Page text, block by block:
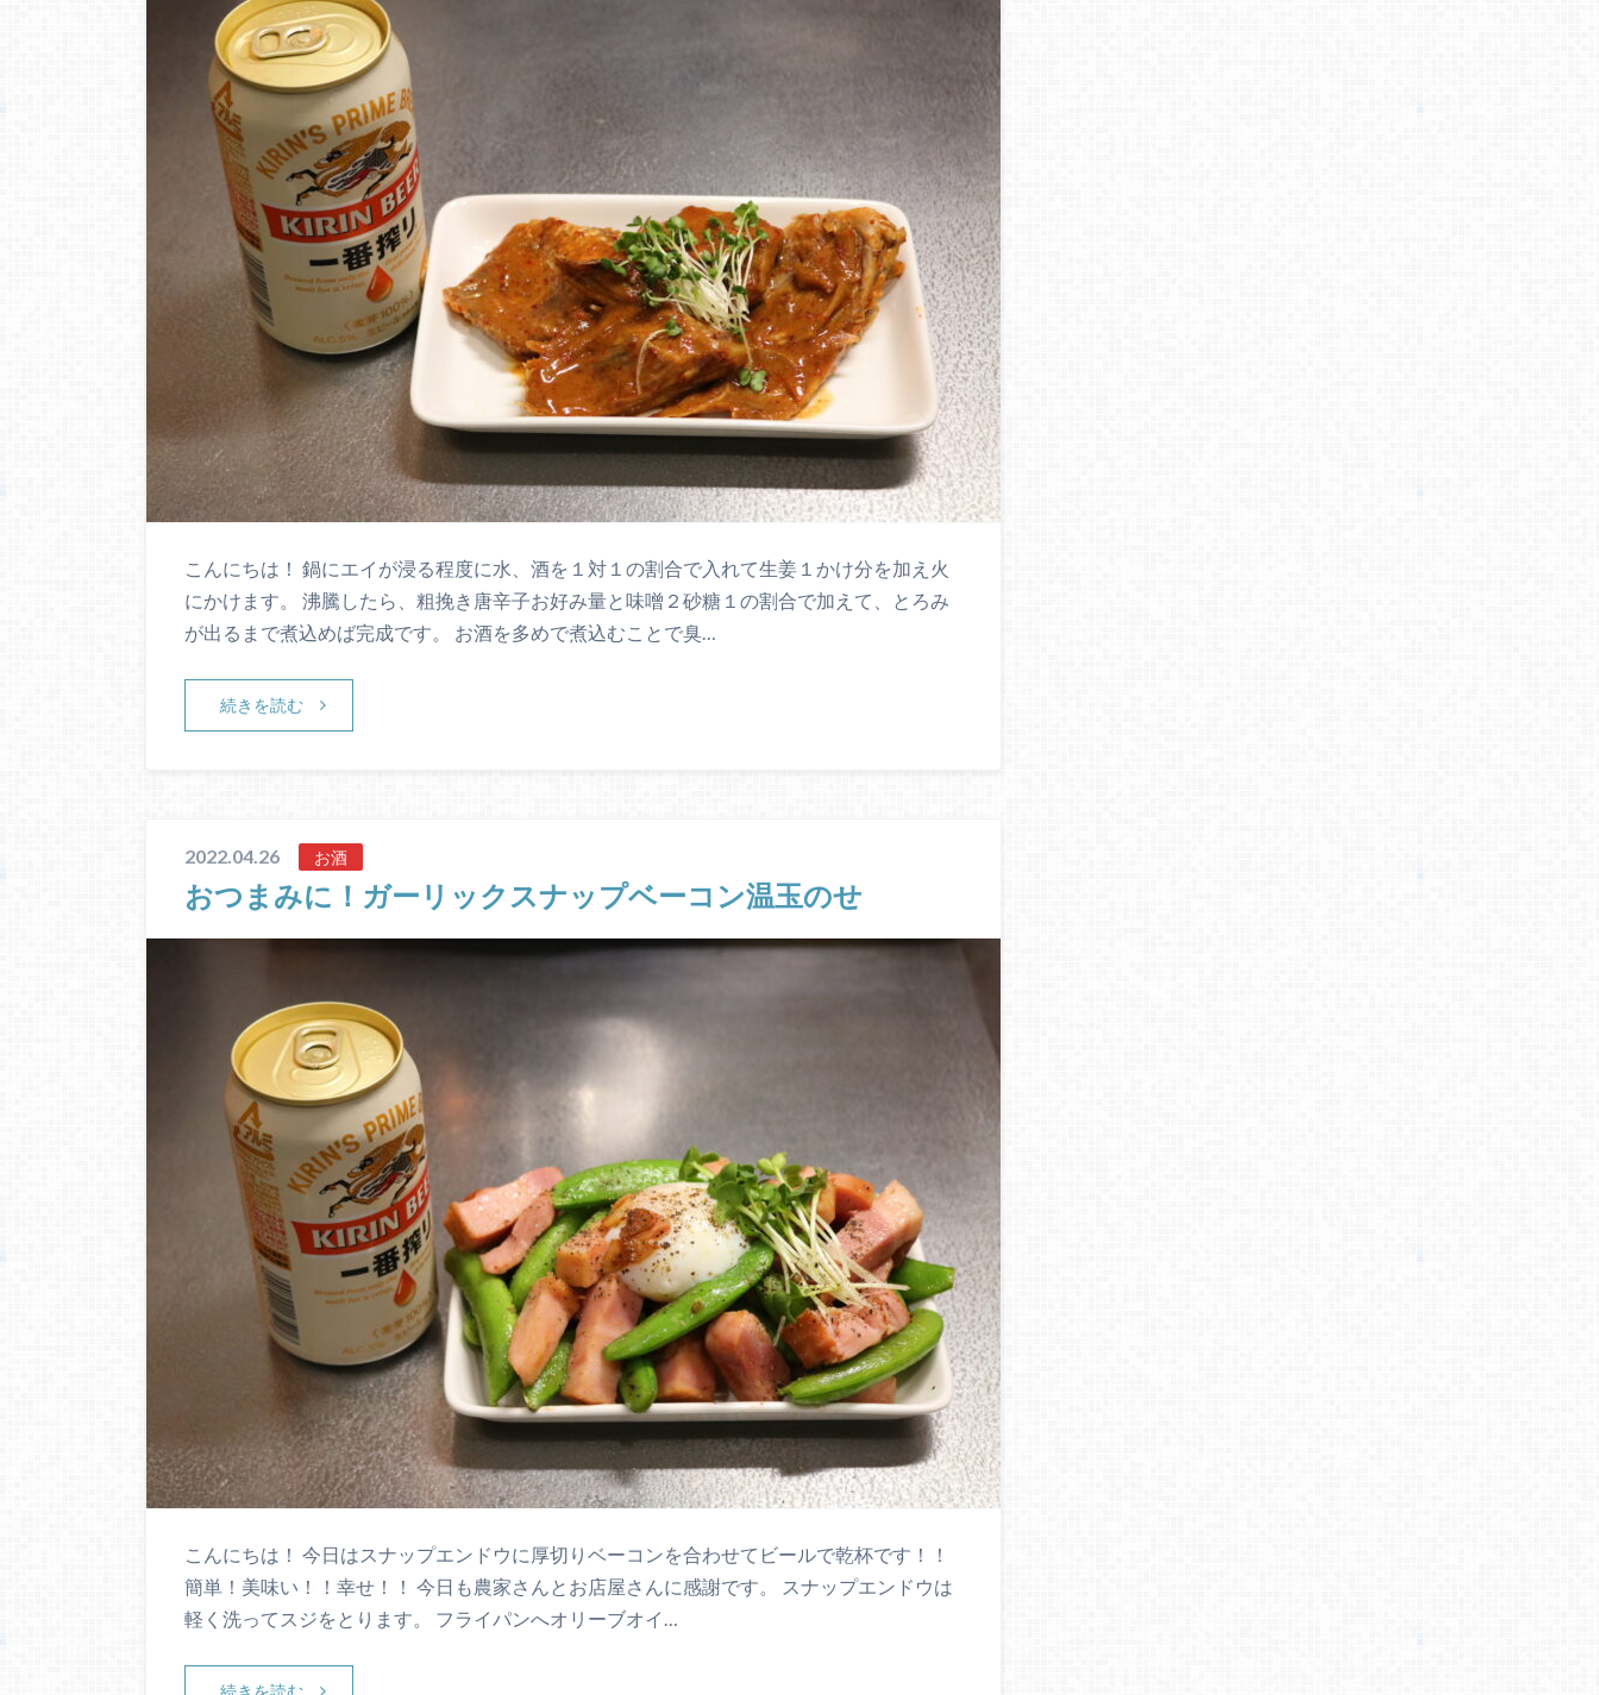
こんにちは！ 鍋にエイが浸る程度に水、酒を１対１の割合で入れて生姜１かけ分を加え火
にかけます。 沸騰したら、粗挽き唐辛子お好み量と味噌２砂糖１の割合で加えて、とろみ
が出るまで煮込めば完成です。 お酒を多めで煮込むことで臭…
続きを読む
2022.04.26 お酒
おつまみに！ガーリックスナップベーコン温玉のせ
こんにちは！ 今日はスナップエンドウに厚切りベーコンを合わせてビールで乾杯です！！
簡単！美味い！！幸せ！！ 今日も農家さんとお店屋さんに感謝です。 スナップエンドウは
軽く洗ってスジをとります。 フライパンへオリーブオイ…
続きを読む